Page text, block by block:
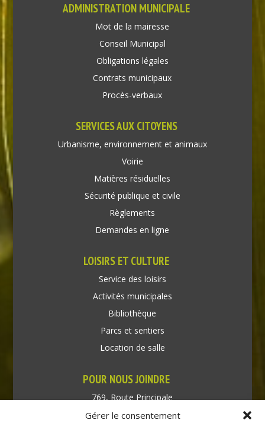
Gérer le consentement
ADMINISTRATION MUNICIPALE
Mot de la mairesse
Conseil Municipal
Obligations légales
Contrats municipaux
Procès-verbaux
SERVICES AUX CITOYENS
Urbanisme, environnement et animaux
Voirie
Matières résiduelles
Sécurité publique et civile
Règlements
Demandes en ligne
LOISIRS ET CULTURE
Service des loisirs
Activités municipales
Bibliothèque
Parcs et sentiers
Location de salle
POUR NOUS JOINDRE
769, Route Principale
Très-Saint-Rédempteur